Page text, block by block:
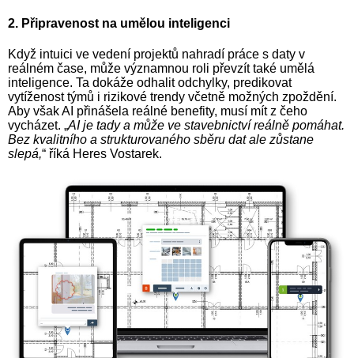
2. Připravenost na umělou inteligenci
Když intuici ve vedení projektů nahradí práce s daty v
reálném čase, může významnou roli převzít také umělá
inteligence. Ta dokáže odhalit odchylky, predikovat
vytíženost týmů i rizikové trendy včetně možných zpoždění.
Aby však AI přinášela reálné benefity, musí mít z čeho
vycházet. „AI je tady a může ve stavebnictví reálně pomáhat.
Bez kvalitního a strukturovaného sběru dat ale zůstane
slepá,“ říká Heres Vostarek.